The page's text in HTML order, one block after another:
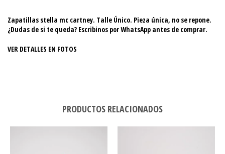
Zapatillas stella mc cartney. Talle Único. Pieza única, no se repone.
¿Dudas de si te queda? Escribinos por WhatsApp antes de comprar.
VER DETALLES EN FOTOS
PRODUCTOS RELACIONADOS